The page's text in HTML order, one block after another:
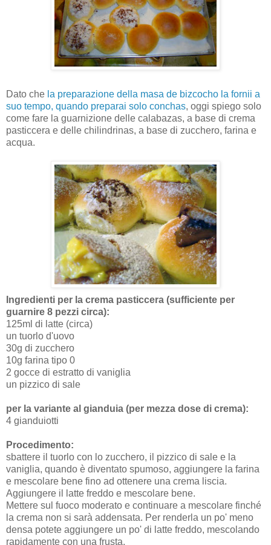
Dato che la preparazione della masa de bizcocho la fornii a
suo tempo, quando preparai solo conchas, oggi spiego solo
come fare la guarnizione delle calabazas, a base di crema
pasticcera e delle chilindrinas, a base di zucchero, farina e
acqua.
Ingredienti per la crema pasticcera (sufficiente per
guarnire 8 pezzi circa):
125ml di latte (circa)
un tuorlo d'uovo
30g di zucchero
10g farina tipo 0
2 gocce di estratto di vaniglia
un pizzico di sale
per la variante al gianduia (per mezza dose di crema):
4 gianduiotti
Procedimento:
sbattere il tuorlo con lo zucchero, il pizzico di sale e la
vaniglia, quando è diventato spumoso, aggiungere la farina
e mescolare bene fino ad ottenere una crema liscia.
Aggiungere il latte freddo e mescolare bene.
Mettere sul fuoco moderato e continuare a mescolare finché
la crema non si sarà addensata. Per renderla un po' meno
densa potete aggiungere un po' di latte freddo, mescolando
rapidamente con una frusta.